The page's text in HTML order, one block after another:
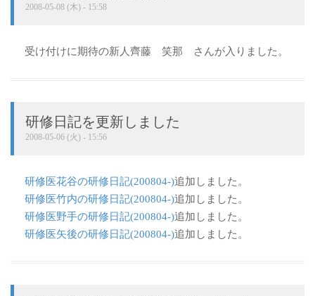
2008-05-08 (木) - 15:58
受け付けに期待の新人齊藤 笑那 さんが入りました。
研修日記を更新しました
2008-05-06 (火) - 15:56
研修医花谷の研修日記(200804-)追加しました。
研修医竹内の研修日記(200804-)追加しました。
研修医野手の研修日記(200804-)追加しました。
研修医矢後の研修日記(200804-)追加しました。